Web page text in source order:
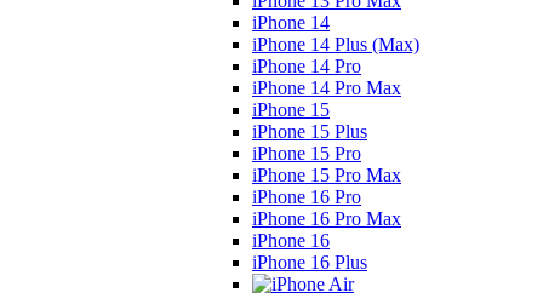
iPhone 14
iPhone 14 Plus (Max)
iPhone 14 Pro
iPhone 14 Pro Max
iPhone 15
iPhone 15 Plus
iPhone 15 Pro
iPhone 15 Pro Max
iPhone 16 Pro
iPhone 16 Pro Max
iPhone 16
iPhone 16 Plus